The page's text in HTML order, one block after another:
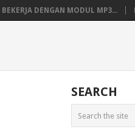
BEKERJA DENGAN MODUL MP3...
SEARCH